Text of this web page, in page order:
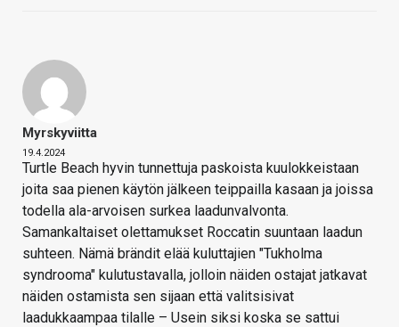
Myrskyviitta
19.4.2024
Turtle Beach hyvin tunnettuja paskoista kuulokkeistaan
joita saa pienen käytön jälkeen teippailla kasaan ja joissa
todella ala-arvoisen surkea laadunvalvonta.
Samankaltaiset olettamukset Roccatin suuntaan laadun
suhteen. Nämä brändit elää kuluttajien "Tukholma
syndrooma" kulutustavalla, jolloin näiden ostajat jatkavat
näiden ostamista sen sijaan että valitsisivat
laadukkaampaa tilalle – Usein siksi koska se sattui